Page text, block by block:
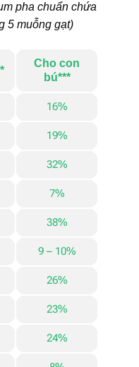
pha chuẩn chứa
5 muỗng gạt)
Cho con
bú***
16%
19%
32%
7%
38%
9 – 10%
26%
23%
24%